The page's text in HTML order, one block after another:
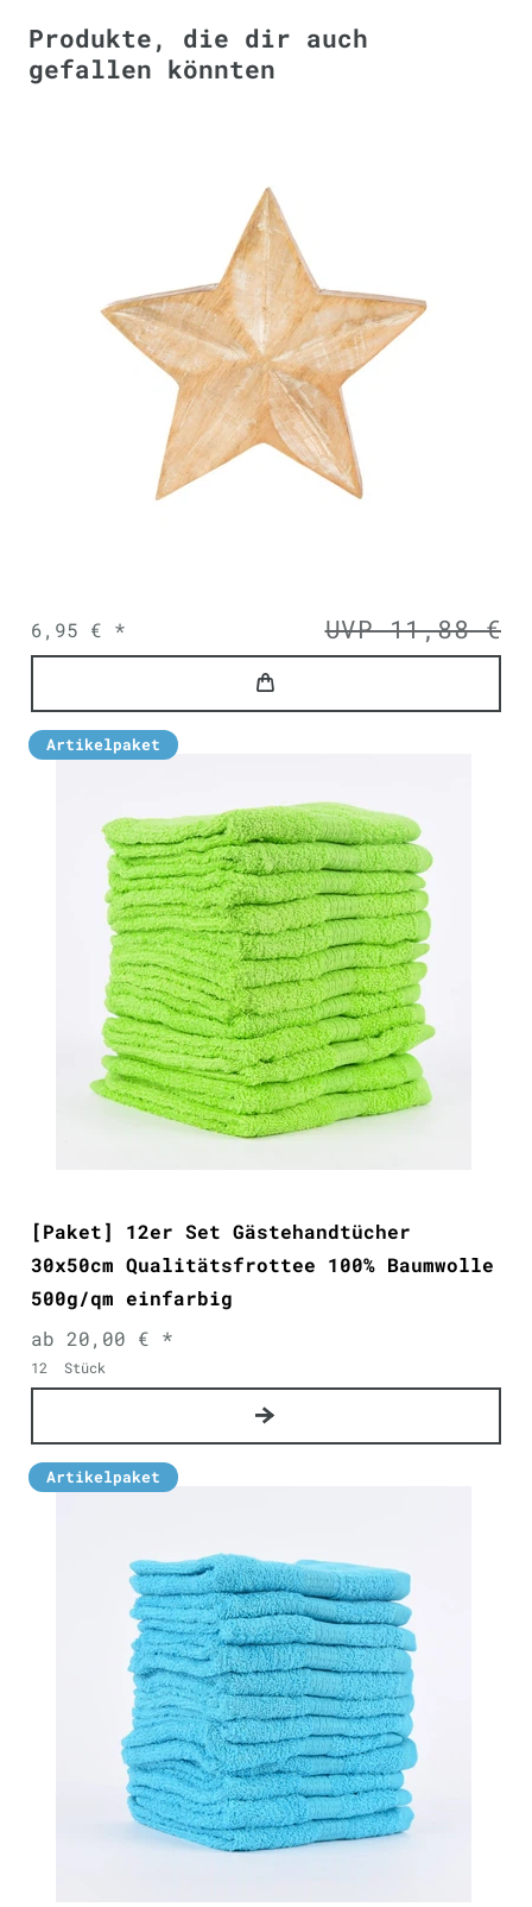
Produkte, die dir auch
gefallen könnten
UVP 11,88 €
6,95 € *
Artikelpaket
[Paket] 12er Set Gästehandtücher
30x50cm Qualitätsfrottee 100% Baumwolle
500g/qm einfarbig
ab 20,00 € *
12 Stück
Artikelpaket